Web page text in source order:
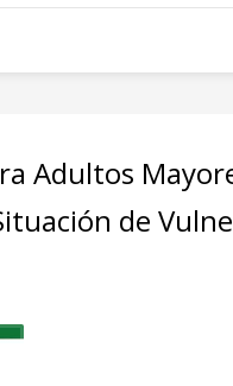
Olympics
Adultos
de